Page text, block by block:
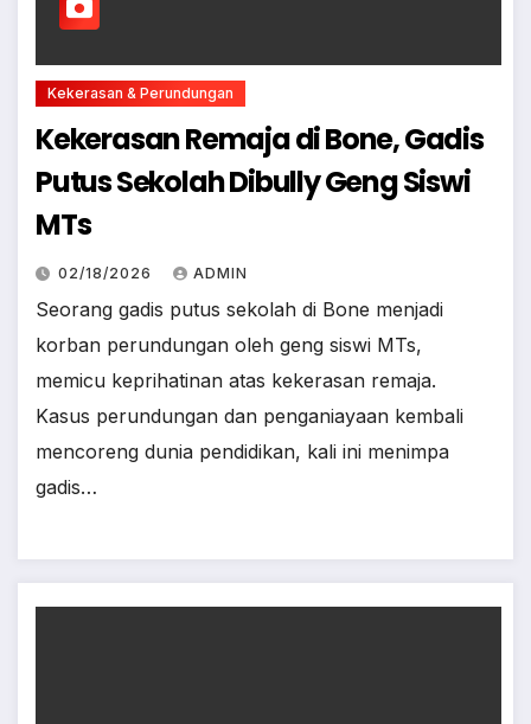
Kekerasan & Perundungan
Kekerasan Remaja di Bone, Gadis
Putus Sekolah Dibully Geng Siswi
MTs
02/18/2026 ADMIN
Seorang gadis putus sekolah di Bone menjadi
korban perundungan oleh geng siswi MTs,
memicu keprihatinan atas kekerasan remaja.
Kasus perundungan dan penganiayaan kembali
mencoreng dunia pendidikan, kali ini menimpa
gadis…